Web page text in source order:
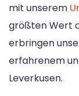
mit unserem
größten Wert
erbringen
erfahrenem
Leverkusen.